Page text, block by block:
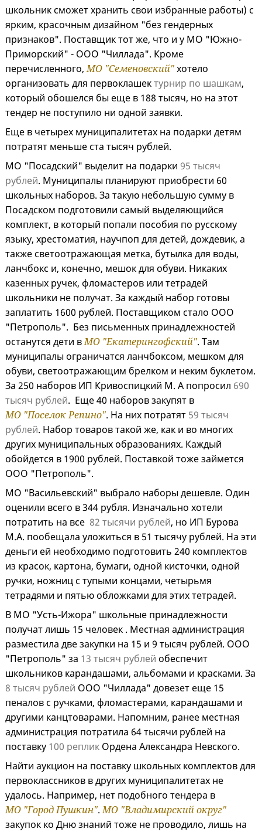
школьник сможет хранить свои избранные работы) с
ярким, красочным дизайном "без гендерных
признаков". Поставщик тот же, что и у МО "Южно-
Приморский" - ООО "Чиллада". Кроме
перечисленного,МО "Семеновский"хотело
организовать для первоклашектурнир по шашкам,
который обошелся бы еще в 188 тысяч, но на этот
тендер не поступило ни одной заявки.
Еще в четырех муниципалитетах на подарки детям
потратят меньше ста тысяч рублей.
МО "Посадский" выделит на подарки 95 тысяч
рублей. Муниципалы планируют приобрести 60
школьных наборов. За такую небольшую сумму в
Посадском подготовили самый выделяющийся
комплект, в который попали пособия по русскому
языку, хрестоматия, научпоп для детей, дождевик, а
также светоотражающая метка, бутылка для воды,
ланчбокс и, конечно, мешок для обуви. Никаких
казенных ручек, фломастеров или тетрадей
школьники не получат. За каждый набор готовы
заплатить 1600 рублей. Поставщиком стало ООО
"Петрополь". Без письменных принадлежностей
останутся дети вМО "Екатерингофский". Там
муниципалы ограничатся ланчбоксом, мешком для
обуви, светоотражающим брелком и неким буклетом.
За 250 наборов ИП Кривоспицкий М. А попросил 690
тысяч рублей. Еще 40 наборов закупят в
МО "Поселок Репино". На них потратят 59 тысяч
рублей. Набор товаров такой же, как и во многих
других муниципальных образованиях. Каждый
обойдется в 1900 рублей. Поставкой тоже займется
ООО "Петрополь".
МО "Васильевский" выбрало наборы дешевле. Один
оценили всего в 344 рубля. Изначально хотели
потратить на все 82 тысячи рублей, но ИП Бурова
М.А. пообещала уложиться в 51 тысячу рублей. На эти
деньги ей необходимо подготовить 240 комплектов
из красок, картона, бумаги, одной кисточки, одной
ручки, ножниц с тупыми концами, четырьмя
тетрадями и пятью обложками для этих тетрадей.
В МО "Усть-Ижора" школьные принадлежности
получат лишь 15 человек . Местная администрация
разместила две закупки на 15 и 9 тысяч рублей. ООО
"Петрополь" за 13 тысяч рублей обеспечит
школьников карандашами, альбомами и красками. За
8 тысяч рублей ООО "Чиллада" довезет еще 15
пеналов с ручками, фломастерами, карандашами и
другими канцтоварами. Напомним, ранее местная
администрация потратила 64 тысячи рублей на
поставку 100 реплик Ордена Александра Невского.
Найти аукцион на поставку школьных комплектов для
первоклассников в других муниципалитетах не
удалось. Например, нет подобного тендера в
МО "Город Пушкин".МО "Владимирский округ"
закупок ко Дню знаний тоже не проводило, лишь на